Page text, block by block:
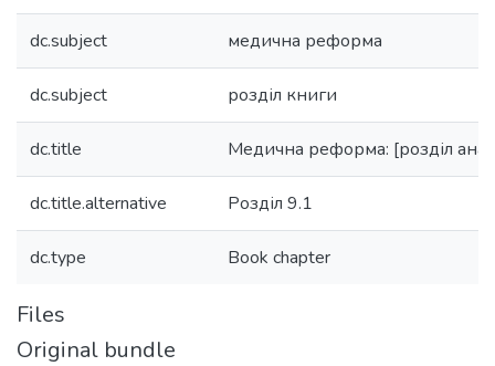
dc.subject медична реформа
dc.subject розділ книги
dc.title Медична реформа: [розділ
dc.title.alternative Розділ 9.1
dc.type Book chapter
Files
Original bundle